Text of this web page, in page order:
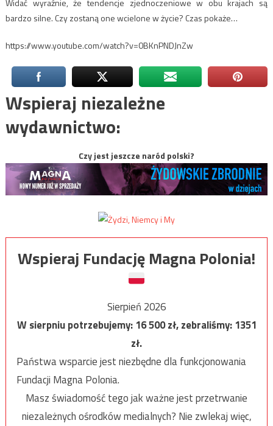
Widać wyraźnie, że tendencje zjednoczeniowe w obu krajach są
bardzo silne. Czy zostaną one wcielone w życie? Czas pokaże…
https://www.youtube.com/watch?v=0BKnPNDJnZw
Wspieraj niezależne
wydawnictwo:
Czy jest jeszcze naród polski?
Wspieraj Fundację Magna Polonia!
Sierpień 2026
W sierpniu potrzebujemy:16 500zł, zebraliśmy:1351
zł.
Państwa wsparcie jest niezbędne dla funkcjonowania
Fundacji Magna Polonia.
Masz świadomość tego jak ważne jest przetrwanie
niezależnych ośrodków medialnych? Nie zwlekaj więc,